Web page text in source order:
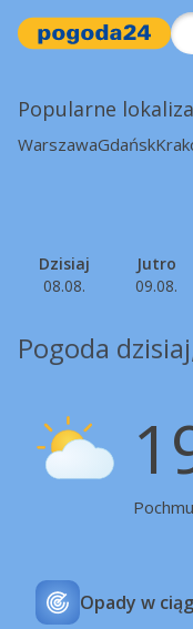
Popularne
WarszawaGdańsk
Dzisiaj
08.08.
Jutro
09.08.
Pogoda
Opady w